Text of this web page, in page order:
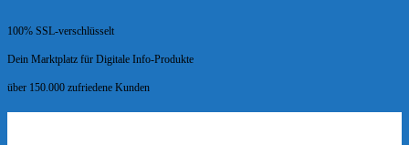
100% SSL-verschlüsselt
Dein Marktplatz für Digitale Info-Produkte
über 150.000 zufriedene Kunden